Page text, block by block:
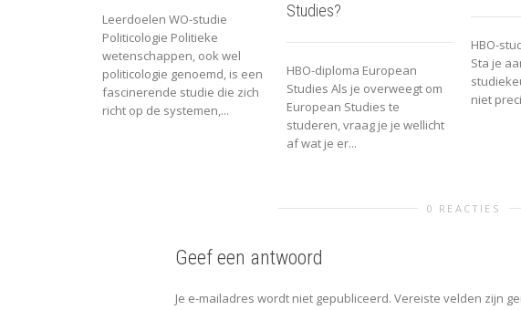
Leerdoelen WO-studie
Politicologie Politieke
wetenschappen, ook wel
politicologie genoemd, is een
fascinerende studie die zich
richt op de systemen,...
Studies?
HBO-diploma European
Studies Als je overweegt om
European Studies te
studeren, vraag je je wellicht
af wat je er...
HBO-
Sta je
niet
0 REACTIES
Geef een antwoord
Je e-mailadres wordt niet gepubliceerd. Vereiste velden zijn